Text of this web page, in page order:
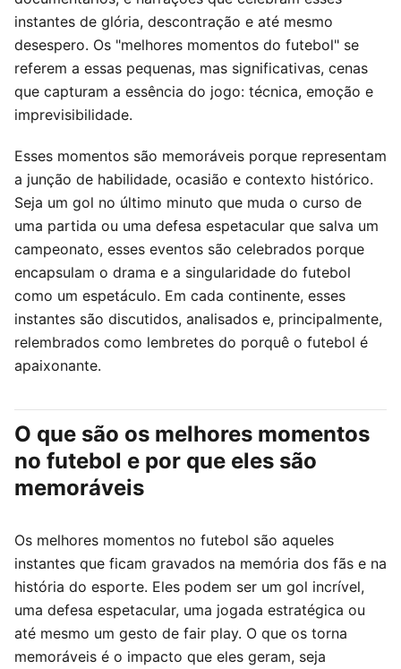
instantes de glória, descontração e até mesmo
desespero. Os "melhores momentos do futebol" se
referem a essas pequenas, mas significativas, cenas
que capturam a essência do jogo: técnica, emoção e
imprevisibilidade.
Esses momentos são memoráveis porque representam
a junção de habilidade, ocasião e contexto histórico.
Seja um gol no último minuto que muda o curso de
uma partida ou uma defesa espetacular que salva um
campeonato, esses eventos são celebrados porque
encapsulam o drama e a singularidade do futebol
como um espetáculo. Em cada continente, esses
instantes são discutidos, analisados e, principalmente,
relembrados como lembretes do porquê o futebol é
apaixonante.
O que são os melhores momentos
no futebol e por que eles são
memoráveis
Os melhores momentos no futebol são aqueles
instantes que ficam gravados na memória dos fãs e na
história do esporte. Eles podem ser um gol incrível,
uma defesa espetacular, uma jogada estratégica ou
até mesmo um gesto de fair play. O que os torna
memoráveis é o impacto que eles geram, seja